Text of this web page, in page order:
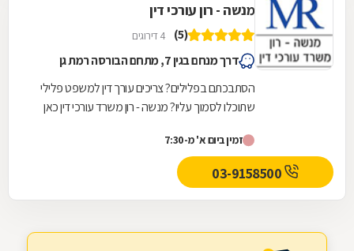
מנשה - רון עורכי דין
(5) 4 דירוגים
דרך מנחם בגין 7, מתחם הבורסה רמת גן
הסתבכתם בפלילים? צריכים עורך דין למשפט פלילי
שתוכלו לסמוך עליו? מנשה - רון משרד עורכי דין כאן
זמין ביום א' מ-7:30